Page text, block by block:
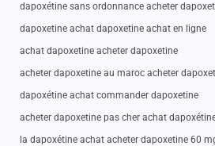
dapoxétine sans ordonnance acheter
dapoxetine achat dapoxetine achat en ligne
achat dapoxetine acheter dapoxetine
acheter dapoxetine au maroc acheter
dapoxétine achat commander dapoxetine
acheter dapoxetine pas cher achat
la dapoxétine achat acheter dapoxetine 60